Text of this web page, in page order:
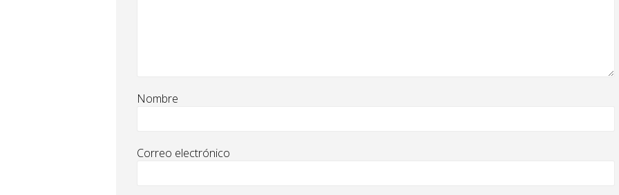
Nombre
Correo electrónico